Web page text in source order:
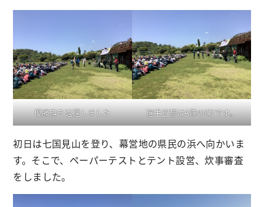
優勝旗を返還しました 選手宣誓はA隊のI君です。
初日は七国見山を登り、幕営地の県民の浜へ向かいま
す。そこで、ペーパーテストとテント設営、炊事審査
をしました。